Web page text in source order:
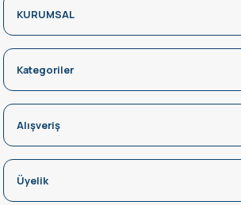
KURUMSAL
Kategoriler
Alışveriş
Üyelik